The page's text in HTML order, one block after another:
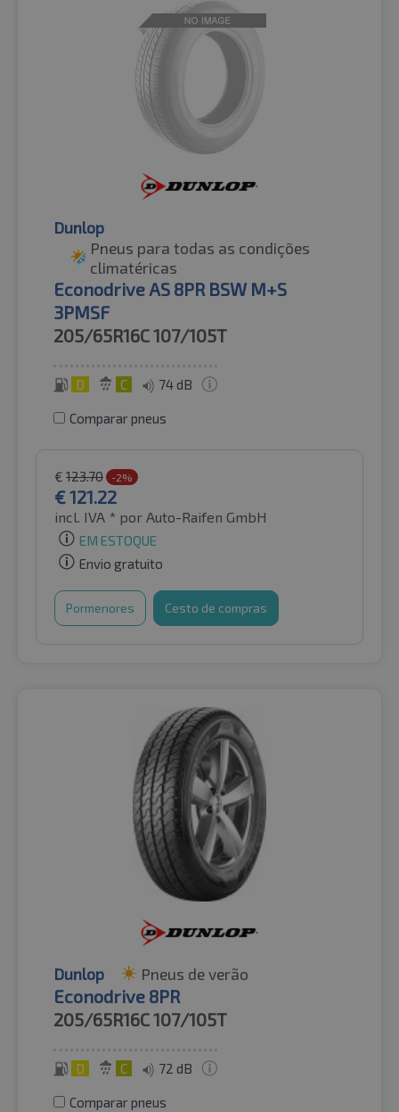
Dunlop
Pneus para todas as condições
climatéricas
Econodrive AS 8PR BSW M+S
3PMSF
205/65R16C107/105T
D C 74 dB
Comparar pneus
€ 123.70 -2%
€121.22
incl. IVA * por Auto-Raifen GmbH
EM ESTOQUE
Envio gratuito
Pormenores Cesto de compras
Dunlop Pneus de verão
Econodrive 8PR
205/65R16C107/105T
D C 72 dB
Comparar pneus